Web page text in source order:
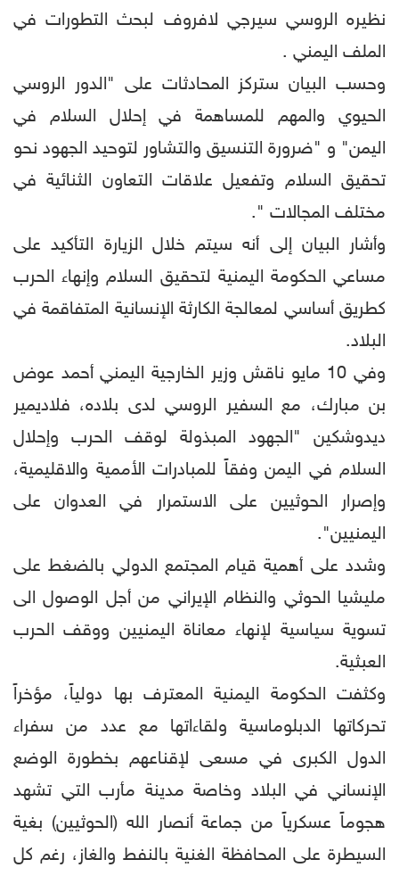
نظيره الروسي سيرجي لافروف لبحث التطورات في
الملف اليمني .
وحسب البيان ستركز المحادثات على "الدور الروسي
الحيوي والمهم للمساهمة في إحلال السلام في
اليمن" و "ضرورة التنسيق والتشاور لتوحيد الجهود نحو
تحقيق السلام وتفعيل علاقات التعاون الثنائية في
مختلف المجالات ".
وأشار البيان إلى أنه سيتم خلال الزيارة التأكيد على
مساعي الحكومة اليمنية لتحقيق السلام وإنهاء الحرب
كطريق أساسي لمعالجة الكارثة الإنسانية المتفاقمة في
البلاد.
وفي 10 مايو ناقش وزير الخارجية اليمني أحمد عوض
بن مبارك، مع السفير الروسي لدى بلاده، فلاديمير
ديدوشكين "الجهود المبذولة لوقف الحرب وإحلال
السلام في اليمن وفقاً للمبادرات الأممية والاقليمية،
وإصرار الحوثيين على الاستمرار في العدوان على
اليمنيين".
وشدد على أهمية قيام المجتمع الدولي بالضغط على
مليشيا الحوثي والنظام الإيراني من أجل الوصول الى
تسوية سياسية لإنهاء معاناة اليمنيين ووقف الحرب
العبثية.
وكثفت الحكومة اليمنية المعترف بها دولياً، مؤخراً
تحركاتها الدبلوماسية ولقاءاتها مع عدد من سفراء
الدول الكبرى في مسعى لإقناعهم بخطورة الوضع
الإنساني في البلاد وخاصة مدينة مأرب التي تشهد
هجوماً عسكرياً من جماعة أنصار الله (الحوثيين) بغية
السيطرة على المحافظة الغنية بالنفط والغاز، رغم كل